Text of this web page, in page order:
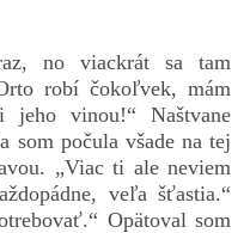
no viackrát sa tam
robí čokoľvek, mám
vinou!“ Naštvane
som počula všade na tej
„Viac ti ale neviem
veľa šťastia.“
Opätoval som